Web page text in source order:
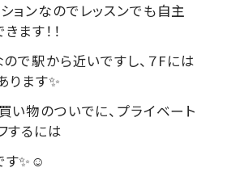
ョンなのでレッスンでも自主
ます！！
ので駅から近いですし、７Fには
ります✨
い物のついでに、プライベート
するには
す✨☺